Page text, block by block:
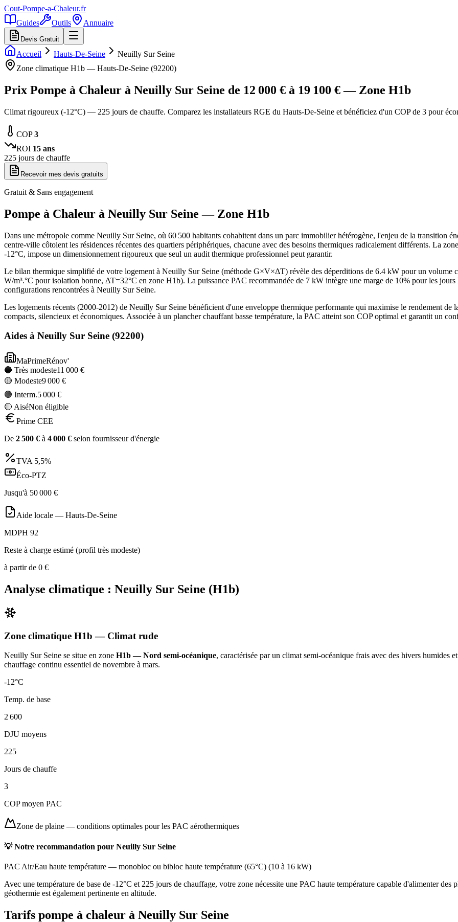
Cout-Pompe-a-Chaleur.fr
Guides
Outils Annuaire
Devis Gratuit
Accueil Hauts-De-Seine
Neuilly Sur Seine
Zone climatique H1b — Hauts-De-Seine (92200)
Prix Pompe à Chaleur à Neuilly Sur Seine de 12 000 € à 19 100 € — Zone H1b
Climat rigoureux (-12°C) — 225 jours de chauffe. Comparez les installateurs RGE du Hauts-De-Seine et bénéficiez d'un COP de 3 pour
COP3
ROI 15 ans
225 jours de chauffe
Recevoir mes devis gratuits
Gratuit & Sans engagement
Pompe à Chaleur à Neuilly Sur Seine — Zone H1b
Dans une métropole comme Neuilly Sur Seine, où 60 500 habitants cohabitent dans un parc immobilier hétérogène, l'enjeu de la transition
centre-ville côtoient les résidences récentes des quartiers périphériques, chacune avec des besoins thermiques radicalement différents. La
-12°C, impose un dimensionnement rigoureux que seul un audit thermique professionnel peut garantir.
Le bilan thermique simplifié de votre logement à Neuilly Sur Seine (méthode G×V×ΔT) révèle des déperditions de 6.4 kW pour un
W/m³.°C pour isolation bonne, ΔT=32°C en zone H1b). La puissance PAC recommandée de 7 kW intègre une marge de 10% pour les
configurations rencontrées à Neuilly Sur Seine.
Les logements récents (2000-2012) de Neuilly Sur Seine bénéficient d'une enveloppe thermique performante qui maximise le rendement de
compacts, silencieux et économiques. Associée à un plancher chauffant basse température, la PAC atteint son COP optimal et garantit un
Aides à Neuilly Sur Seine (92200)
MaPrimeRénov'
🔵 Très modeste11 000 €
🟡 Modeste9 000 €
🟣 Interm.5 000 €
🔴 AiséNon éligible
Prime CEE
De 2 500 € à 4 000 € selon fournisseur d'énergie
TVA 5,5%
Éco-PTZ
Jusqu'à 50 000 €
Aide locale — Hauts-De-Seine
MDPH 92
Reste à charge estimé (profil très modeste)
à partir de 0 €
Analyse climatique : Neuilly Sur Seine (H1b)
Zone climatique H1b — Climat rude
Neuilly Sur Seine se situe en zone H1b — Nord semi-océanique, caractérisée par un climat semi-océanique frais avec des hivers humides
chauffage continu essentiel de novembre à mars.
-12°C
Temp. de base
2 600
DJU moyens
225
Jours de chauffe
3
COP moyen PAC
Zone de plaine — conditions optimales pour les PAC aérothermiques
💡 Notre recommandation pour Neuilly Sur Seine
PAC Air/Eau haute température — monobloc ou bibloc haute température (65°C) (10 à 16 kW)
Avec une température de base de -12°C et 225 jours de chauffage, votre zone nécessite une PAC haute température capable d'alimenter des
géothermie est également pertinente en altitude.
Tarifs pompe à chaleur à Neuilly Sur Seine